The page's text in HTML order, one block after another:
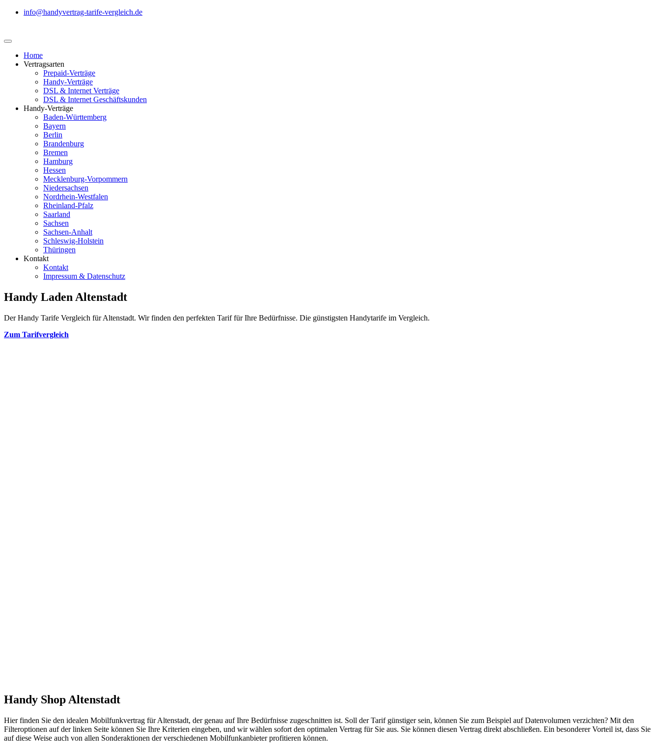
info@handyvertrag-tarife-vergleich.de
Home
Vertragsarten
Prepaid-Verträge
Handy-Verträge
DSL & Internet Verträge
DSL & Internet Geschäftskunden
Handy-Verträge
Baden-Württemberg
Bayern
Berlin
Brandenburg
Bremen
Hamburg
Hessen
Mecklenburg-Vorpommern
Niedersachsen
Nordrhein-Westfalen
Rheinland-Pfalz
Saarland
Sachsen
Sachsen-Anhalt
Schleswig-Holstein
Thüringen
Kontakt
Kontakt
Impressum & Datenschutz
Handy Laden Altenstadt
Der Handy Tarife Vergleich für Altenstadt. Wir finden den perfekten Tarif für Ihre Bedürfnisse. Die günstigsten Handytarife im Vergleich.
Zum Tarifvergleich
Handy Shop Altenstadt
Hier finden Sie den idealen Mobilfunkvertrag für Altenstadt, der genau auf Ihre Bedürfnisse zugeschnitten ist. Soll der Tarif günstiger sein, können Sie zum Beispiel auf Datenvolumen verzichten? Mit den
Filteroptionen auf der linken Seite können Sie Ihre Kriterien eingeben, und wir wählen sofort den optimalen Vertrag für Sie aus. Sie können diesen Vertrag direkt abschließen. Ein besonderer Vorteil ist, dass Sie
auf diese Weise auch von allen Sonderaktionen der verschiedenen Mobilfunkanbieter profitieren können.